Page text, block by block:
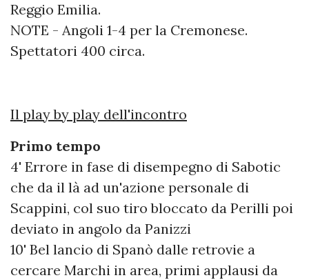
Reggio Emilia.
NOTE - Angoli 1-4 per la Cremonese.
Spettatori 400 circa.
Il play by play dell'incontro
Primo tempo
4' Errore in fase di disempegno di Sabotic
che da il là ad un'azione personale di
Scappini, col suo tiro bloccato da Perilli poi
deviato in angolo da Panizzi
10' Bel lancio di Spanò dalle retrovie a
cercare Marchi in area, primi applausi da